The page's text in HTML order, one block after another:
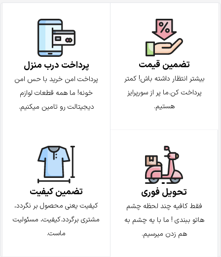
تضمین قیمت
بیشتر انتظار داشته باش! کمتر
پرداخت کن.ما پر از سورپرایز
هستیم.
پرداخت درب منزل
پرداخت امن خرید با حس امن
خونه! ما همه قطعات لوازم
دیجیتالت رو تامین میکنیم.
تحویل فوری
فقط کافیه چند لحظه چشم
هاتو ببندی ! ما با یه چشم به
هم زدن میرسیم.
تضمین کیفیت
کیفیت یعنی محصول بر نگردد،
مشتری برگردد.کیفیت، مسئولیت
ماست.